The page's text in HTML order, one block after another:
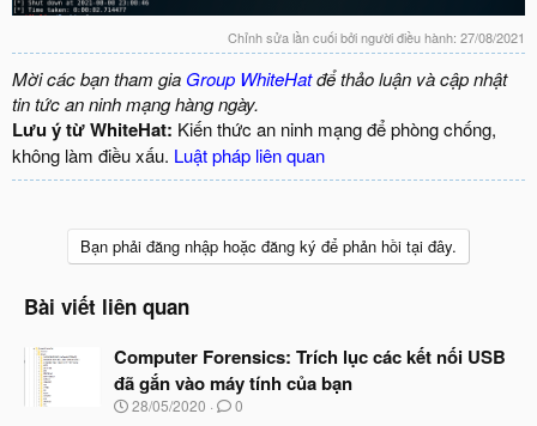
Chỉnh sửa lần cuối bởi người điều hành: 27/08/2021
Mời các bạn tham gia Group WhiteHatđể thảo luận và cập nhật
tin tức an ninh mạng hàng ngày.
Lưu ý từ WhiteHat: Kiến thức an ninh mạng để phòng chống,
không làm điều xấu. Luật pháp liên quan
Bạn phải đăng nhập hoặc đăng ký để phản hồi tại đây.
Bài viết liên quan
Computer Forensics: Trích lục các kết nối USB
đã gắn vào máy tính của bạn
N
28/05/2020 0